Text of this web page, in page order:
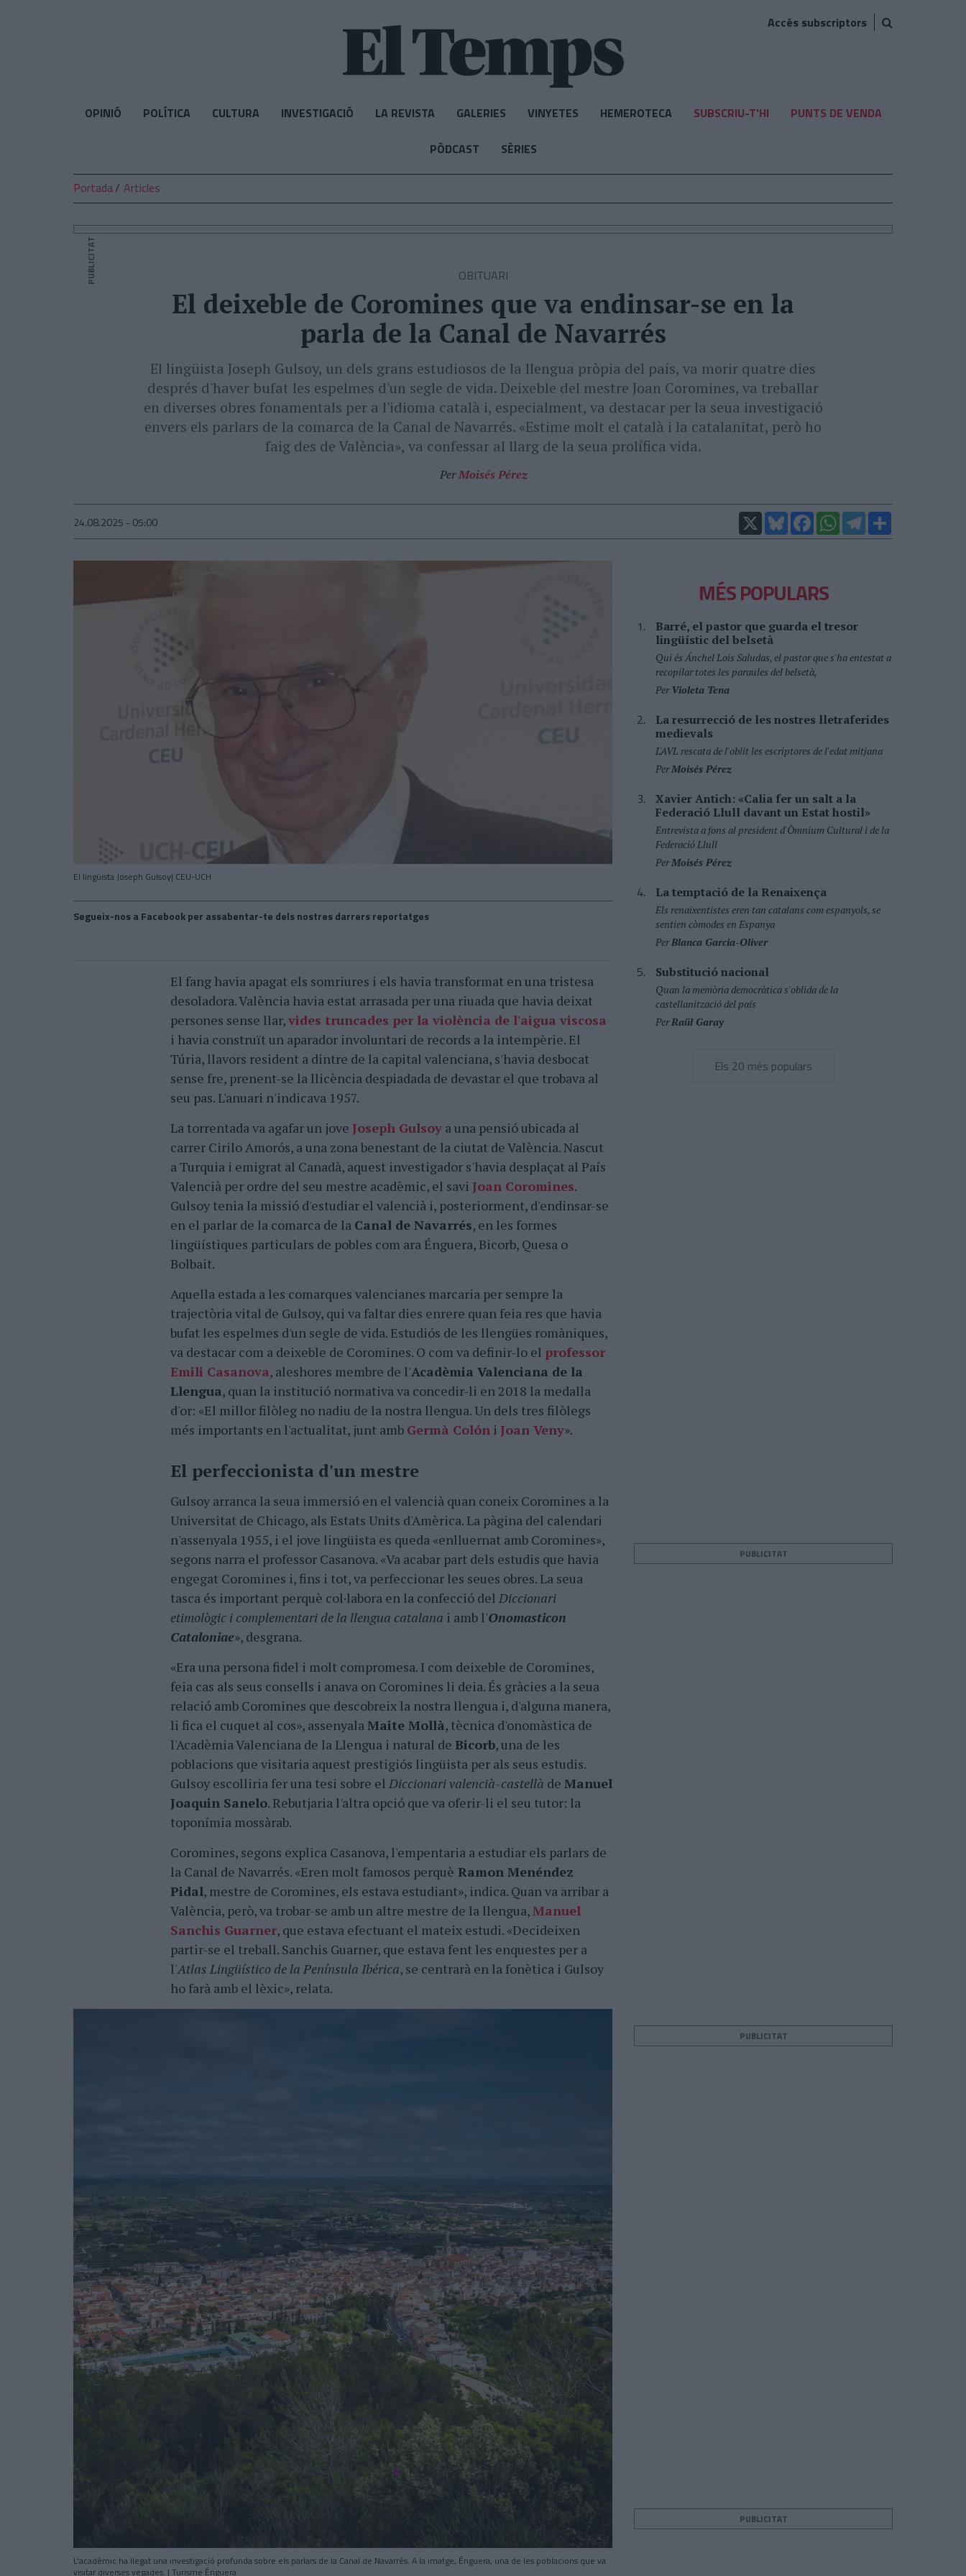
Accés subscriptors
OPINIÓ POLÍTICA CULTURA INVESTIGACIÓ LA REVISTA GALERIES VINYETES HEMEROTECA SUBSCRIU-T'HI PUNTS DE VENDA
PÒDCAST SÈRIES
Portada Articles
PUBLICITAT OBITUARI
El deixeble de Coromines que va endinsar-se en la
parla de la Canal de Navarrés
El lingüista Joseph Gulsoy, un dels grans estudiosos de la llengua pròpia del país, va morir quatre dies
després d'haver bufat les espelmes d'un segle de vida. Deixeble del mestre Joan Coromines, va treballar
en diverses obres fonamentals per a l'idioma català i, especialment, va destacar per la seua investigació
envers els parlars de la comarca de la Canal de Navarrés. «Estime molt el català i la catalanitat, però ho
faig des de València», va confessar al llarg de la seua prolífica vida.
PerMoisés Pérez
24.08.2025 - 05:00 X BlueskyFacebookWhatsAppTelegram
El lingüista Joseph Gulsoy| CEU-UCH
Segueix-nos a Facebook per assabentar-te dels nostres darrers reportatges
El fang havia apagat els somriures i els havia transformat en una tristesa
desoladora. València havia estat arrasada per una riuada que havia deixat
persones sense llar,vides truncades per la violència de l'aigua viscosa
i havia construït un aparador involuntari de records a la intempèrie. El
Túria, llavors resident a dintre de la capital valenciana, s'havia desbocat
sense fre, prenent-se la llicència despiadada de devastar el que trobava al
seu pas. L'anuari n'indicava 1957.
La torrentada va agafar un jove Joseph Gulsoy a una pensió ubicada al
carrer Cirilo Amorós, a una zona benestant de la ciutat de València. Nascut
a Turquia i emigrat al Canadà, aquest investigador s'havia desplaçat al País
Valencià per ordre del seu mestre acadèmic, el savi Joan Coromines.
Gulsoy tenia la missió d'estudiar el valencià i, posteriorment, d'endinsar-se
en el parlar de la comarca de la Canal de Navarrés, en les formes
lingüístiques particulars de pobles com ara Énguera, Bicorb, Quesa o
Bolbait.
Aquella estada a les comarques valencianes marcaria per sempre la
trajectòria vital de Gulsoy, qui va faltar dies enrere quan feia res que havia
bufat les espelmes d'un segle de vida. Estudiós de les llengües romàniques,
va destacar com a deixeble de Coromines. O com va definir-lo el professor
Emili Casanova, aleshores membre de l'Acadèmia Valenciana de la
Llengua, quan la institució normativa va concedir-li en 2018 la medalla
d'or: «El millor filòleg no nadiu de la nostra llengua. Un dels tres filòlegs
més importants en l'actualitat, junt amb Germà Colón i Joan Veny».
El perfeccionista d'un mestre
Gulsoy arranca la seua immersió en el valencià quan coneix Coromines a la
Universitat de Chicago, als Estats Units d'Amèrica. La pàgina del calendari
n'assenyala 1955, i el jove lingüista es queda «enlluernat amb Coromines»,
segons narra el professor Casanova. «Va acabar part dels estudis que havia
engegat Coromines i, fins i tot, va perfeccionar les seues obres. La seua
tasca és important perquè col·labora en la confecció del Diccionari
etimològic i complementari de la llengua catalana i amb l'Onomasticon
Cataloniae», desgrana.
«Era una persona fidel i molt compromesa. I com deixeble de Coromines,
feia cas als seus consells i anava on Coromines li deia. És gràcies a la seua
relació amb Coromines que descobreix la nostra llengua i, d'alguna manera,
li fica el cuquet al cos», assenyalaMaite Mollà, tècnica d'onomàstica de
l'Acadèmia Valenciana de la Llengua i natural de Bicorb, una de les
poblacions que visitaria aquest prestigiós lingüista per als seus estudis.
Gulsoy escolliria fer una tesi sobre el Diccionari valencià-castellà de Manuel
Joaquin Sanelo. Rebutjaria l'altra opció que va oferir-li el seu tutor: la
toponímia mossàrab.
Coromines, segons explica Casanova, l'empentaria a estudiar els parlars de
la Canal de Navarrés. «Eren molt famosos perquè Ramon Menéndez
Pidal, mestre de Coromines, els estava estudiant», indica. Quan va arribar a
València, però, va trobar-se amb un altre mestre de la llengua,Manuel
Sanchis Guarner, que estava efectuant el mateix estudi. «Decideixen
partir-se el treball. Sanchis Guarner, que estava fent les enquestes per a
l'Atlas Lingüístico de la Península Ibérica, se centrarà en la fonètica i Gulsoy
ho farà amb el lèxic», relata.
L'acadèmic ha llegat una investigació profunda sobre els parlars de la Canal de Navarrés. A la imatge, Énguera, una de les poblacions que va
visitar diverses vegades. | Turisme Énguera
MÉS POPULARS
Barré, el pastor que guarda el tresor
lingüístic del belsetà
Qui és Ánchel Lois Saludas, el pastor que s'ha entestat a
recopilar totes les paraules del belsetà,
PerVioleta Tena
La resurrecció de les nostres lletraferides
medievals
L'AVL rescata de l'oblit les escriptores de l'edat mitjana
PerMoisés Pérez
Xavier Antich: «Calia fer un salt a la
Federació Llull davant un Estat hostil»
Entrevista a fons al president d'Òmnium Cultural i de la
Federació Llull
PerMoisés Pérez
La temptació de la Renaixença
Els renaixentistes eren tan catalans com espanyols, se
sentien còmodes en Espanya
PerBlanca Garcia-Oliver
Substitució nacional
Quan la memòria democràtica s'oblida de la
castellanització del país
PerRaül Garay
Els 20 més populars
PUBLICITAT
PUBLICITAT
PUBLICITAT